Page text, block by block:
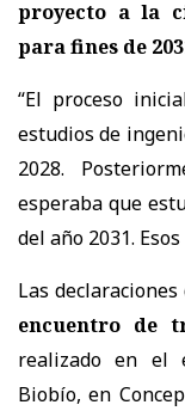
proyecto a la
para fines de
“El proceso
estudios de
2028.
esperaba que
del año 2031.
Las
encuentro de
realizado en el
Biobío, en